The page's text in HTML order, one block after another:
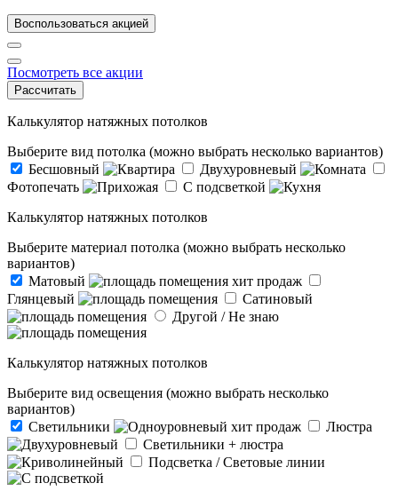
Воспользоваться акцией
Посмотреть все акции
Рассчитать
Калькулятор натяжных потолков
Выберите вид потолка (можно выбрать несколько вариантов)
Бесшовный
Двухуровневый
Фотопечать
С подсветкой
Калькулятор натяжных потолков
Выберите материал потолка (можно выбрать несколько
вариантов)
Матовый
хит продаж
Глянцевый
Сатиновый
Другой / Не знаю
Калькулятор натяжных потолков
Выберите вид освещения (можно выбрать несколько
вариантов)
Светильники
хит продаж
Люстра
Светильники + люстра
Подсветка / Световые линии